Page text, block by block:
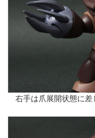
右手は爪展開状態に差